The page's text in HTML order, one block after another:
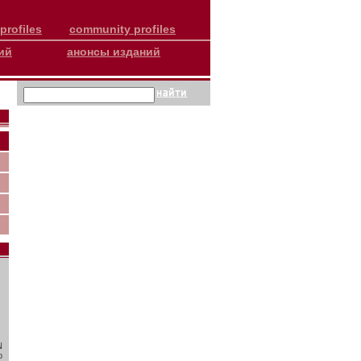
community profiles
анонсы изданий